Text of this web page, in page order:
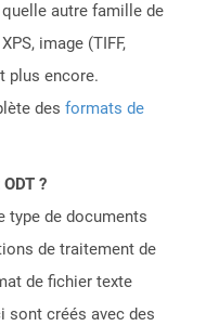
autre famille de
image (TIFF,
plus encore.
des formats de
?
type de documents
de traitement de
de fichier texte
sont créés avec des